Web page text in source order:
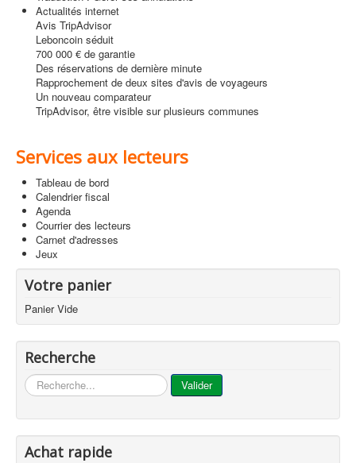
Actualités internet
Avis TripAdvisor
Leboncoin séduit
700 000 € de garantie
Des réservations de dernière minute
Rapprochement de deux sites d'avis de voyageurs
Un nouveau comparateur
TripAdvisor, être visible sur plusieurs communes
Services aux lecteurs
Tableau de bord
Calendrier fiscal
Agenda
Courrier des lecteurs
Carnet d'adresses
Jeux
Votre panier
Panier Vide
Recherche
... Valider
Achat rapide